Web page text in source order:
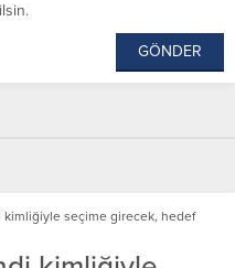
kimliğiyle seçime girecek, hedef